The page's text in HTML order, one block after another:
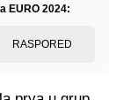
EURO 2024:
RASPORED